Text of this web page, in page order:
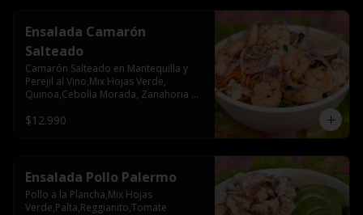
Ensalada Camarón
Salteado
Camarón Salteado en Mantequilla y
Perejil al Vino,Mix Hojas Verde,
Quinoa,Cebolla Morada, Zanahoria
$12.990
Ensalada Pollo Palermo
Pollo a la Plancha,Mix Hojas
Verde,Palta,Reggianito,Tomate